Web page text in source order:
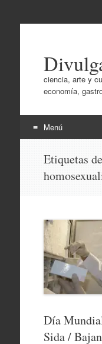
ciencia, arte y
economía,
Menú
contenido
Etiquetas
Día
Sida /